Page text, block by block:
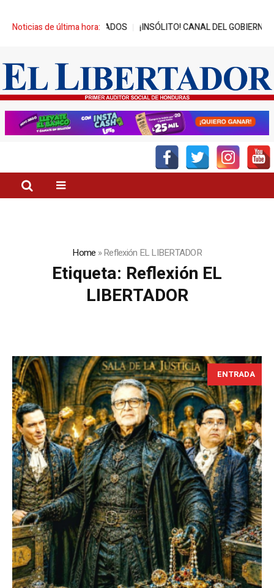
Noticias de última hora:
¡INSÓLITO! CANAL DEL GOBIERNO PROMUEVE ZEDE PRÓSPERA
Home »Reflexión EL LIBERTADOR
Etiqueta: Reflexión EL
LIBERTADOR
ENTRADA